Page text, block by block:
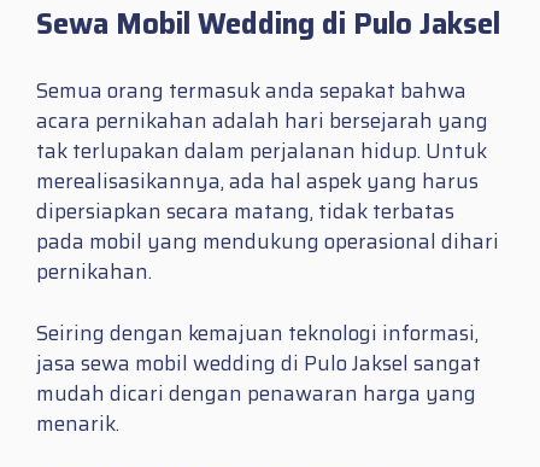
Sewa Mobil Wedding di Pulo Jaksel
Semua orang termasuk anda sepakat bahwa
acara pernikahan adalah hari bersejarah yang
tak terlupakan dalam perjalanan hidup. Untuk
merealisasikannya, ada hal aspek yang harus
dipersiapkan secara matang, tidak terbatas
pada mobil yang mendukung operasional dihari
pernikahan.
Seiring dengan kemajuan teknologi informasi,
jasa sewa mobil wedding di Pulo Jaksel sangat
mudah dicari dengan penawaran harga yang
menarik.